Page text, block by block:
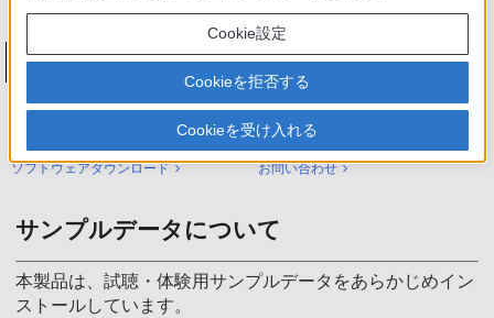
NW-ZX707
NW-ZX707 サポートトップ
困ったときは（Q&A）
ソフトウェアダウンロード
お問い合わせ
サンプルデータについて
本製品は、試聴・体験用サンプルデータをあらかじめイン
ストールしています。
Cookie設定
Cookieを拒否する
Cookieを受け入れる